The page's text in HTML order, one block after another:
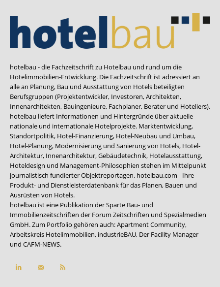
hotelbau - die Fachzeitschrift zu Hotelbau und rund um die
Hotelimmobilien-Entwicklung. Die Fachzeitschrift ist adressiert an
alle an Planung, Bau und Ausstattung von Hotels beteiligten
Berufsgruppen (Projektentwickler, Investoren, Architekten,
Innenarchitekten, Bauingenieure, Fachplaner, Berater und Hoteliers).
hotelbau liefert Informationen und Hintergründe über aktuelle
nationale und internationale Hotelprojekte. Marktentwicklung,
Standortpolitik, Hotel-Finanzierung, Hotel-Neubau und Umbau,
Hotel-Planung, Modernisierung und Sanierung von Hotels, Hotel-
Architektur, Innenarchitektur, Gebäudetechnik, Hotelausstattung,
Hoteldesign und Management-Philosophien stehen im Mittelpunkt
journalistisch fundierter Objektreportagen. hotelbau.com - Ihre
Produkt- und Dienstleisterdatenbank für das Planen, Bauen und
Ausrüsten von Hotels.
hotelbau ist eine Publikation der Sparte Bau- und
Immobilienzeitschriften der Forum Zeitschriften und Spezialmedien
GmbH. Zum Portfolio gehören auch:Apartment Community,
Arbeitskreis Hotelimmobilien, industrieBAU, Der Facility Manager
und CAFM-NEWS.